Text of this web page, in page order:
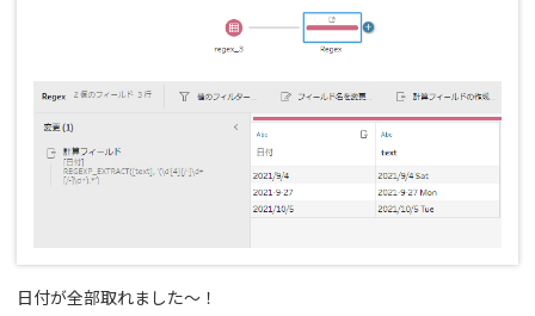
日付が全部取れました～！